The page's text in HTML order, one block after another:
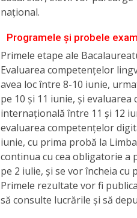
național.
Programele și probele
Primele etape ale
Evaluarea competențelor
avea loc între 8-10 iunie,
pe 10 și 11 iunie, și
internațională între 11 și 12
evaluarea competențelor
iunie, cu prima probă la
continua cu cea obligatorie a
pe 2 iulie, și se vor încheia
Primele rezultate vor fi
să consulte lucrările și să